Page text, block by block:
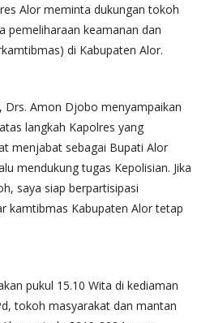
Alor meminta dukungan tokoh
pemeliharaan keamanan dan
di Kabupaten Alor.
Drs. Amon Djobo menyampaikan
langkah Kapolres yang
menjabat sebagai Bupati Alor
mendukung tugas Kepolisian. Jika
saya siap berpartisipasi
kamtibmas Kabupaten Alor tetap
pukul 15.10 Wita di kediaman
tokoh masyarakat dan mantan